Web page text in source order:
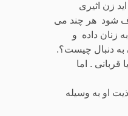
زن اثیری
شود هر چند می
زنان داده و
دنبال چیست؟.
. اما
او به وسیله